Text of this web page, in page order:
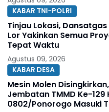
KABAR TNI-POLRI
Tinjau Lokasi, Dansatgas
Lor Yakinkan Semua
Tepat Waktu
Agustus 09, 2026
KABAR DESA
Mesin Molen
Jembatan TMMD Ke-129
0802/Ponorogo Masuki